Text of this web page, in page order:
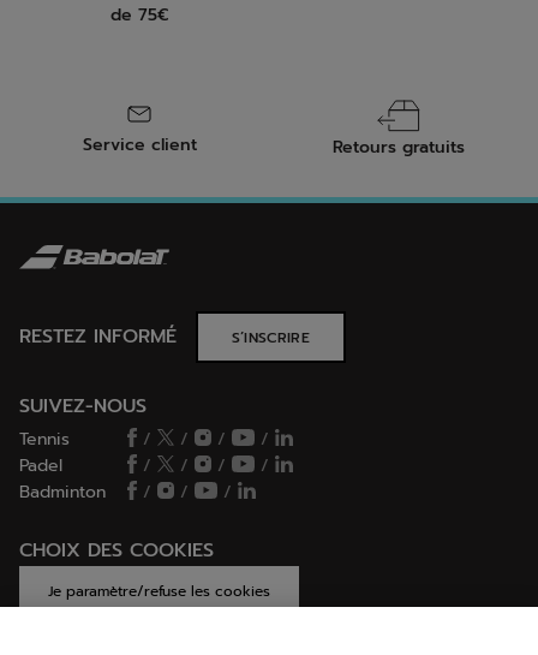
de 75€
Service client Retours gratuits
RESTEZ INFORMÉ S’INSCRIRE
SUIVEZ-NOUS
Tennis / / /
/
Padel
/ / /
/
Badminton
/ / /
CHOIX DES COOKIES
Je paramètre/refuse les cookies